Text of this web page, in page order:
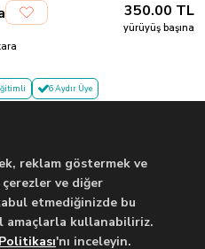
350.00 TL
yürüyüş başına
6 Aydır Üye
Ödeme alınmayacaktır.
İLETİŞİME GEÇ
reklam göstermek ve
ve diğer
etmediğinizde bu
amaçlarla kullanabiliriz.
'nı inceleyin.